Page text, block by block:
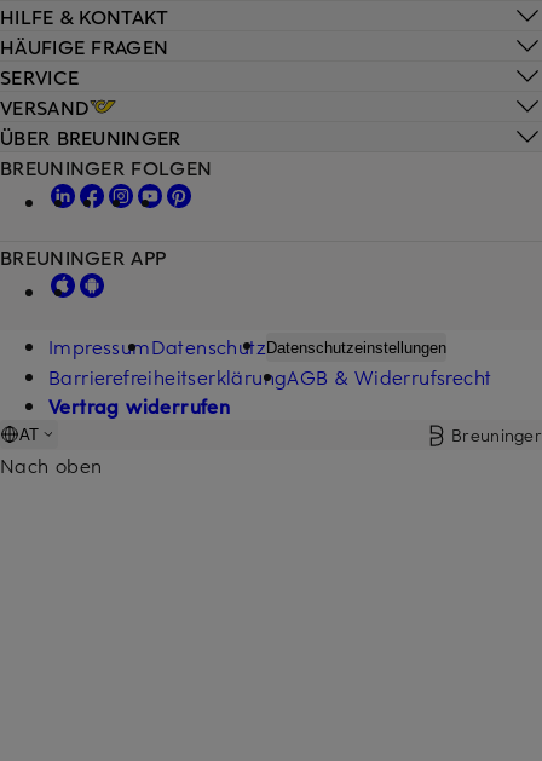
HILFE & KONTAKT
HÄUFIGE FRAGEN
SERVICE
VERSAND
ÜBER BREUNINGER
BREUNINGER FOLGEN
BREUNINGER APP
ImpressumDatenschutzDatenschutzeinstellungen
BarrierefreiheitserklärungAGB & Widerrufsrecht
Vertrag widerrufen
AT Breuninger
Nach oben